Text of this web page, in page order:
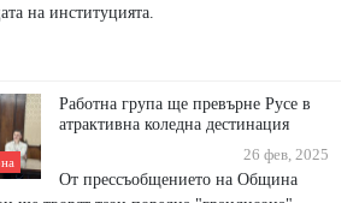
на институцията.
Работна група ще превърне Русе в
атрактивна коледна дестинация
26 фев, 2025
От прессъобщението на Община